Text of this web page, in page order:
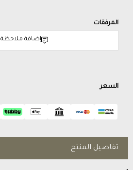
المرفقات
إضافة ملاحظة
السعر
تفاصيل المنتج